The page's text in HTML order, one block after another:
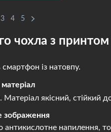
3 4 5
чохла з принтом
із натовпу.
матеріал
якісний, стійкий
зображення
напилення,